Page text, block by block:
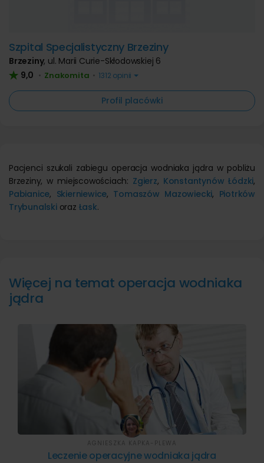
Szpital Specjalistyczny Brzeziny
Brzeziny, ul. Marii Curie-Skłodowskiej 6
9,0 • Znakomita • 1312 opinii
Profil placówki
Pacjenci szukali zabiegu operacja wodniaka jądra w pobliżu
Brzeziny, w miejscowościach: Zgierz, Konstantynów Łódzki,
Pabianice, Skierniewice, Tomaszów Mazowiecki, Piotrków
Trybunalskioraz Łask.
Więcej na temat operacja wodniaka
jądra
Leczenie operacyjne wodniaka jądra
AGNIESZKA KAPKA-PLEWA